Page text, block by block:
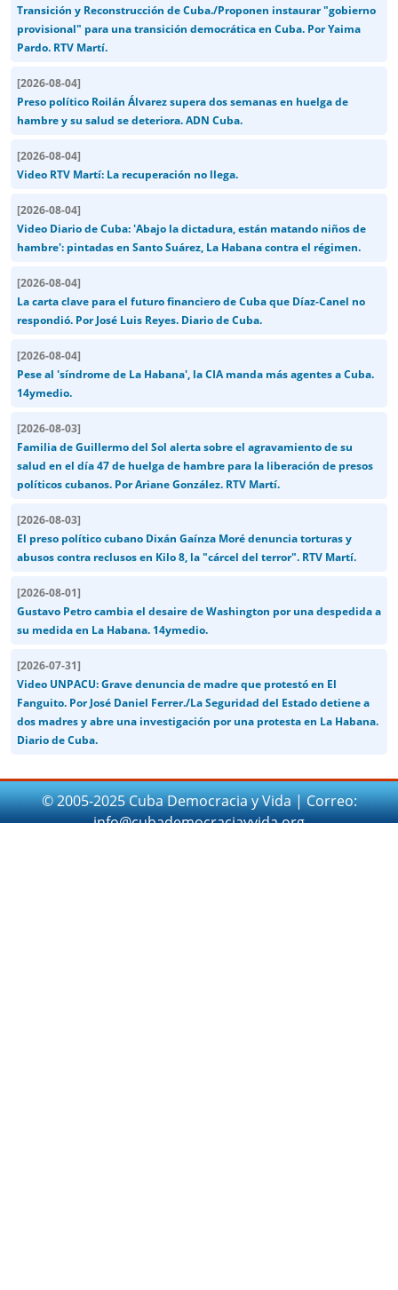
Transición y Reconstrucción de Cuba./Proponen instaurar "gobierno
provisional" para una transición democrática en Cuba. Por Yaima
Pardo. RTV Martí.
[2026-08-04]
Preso político Roilán Álvarez supera dos semanas en huelga de
hambre y su salud se deteriora. ADN Cuba.
[2026-08-04]
Video RTV Martí: La recuperación no llega.
[2026-08-04]
Video Diario de Cuba: 'Abajo la dictadura, están matando niños de
hambre': pintadas en Santo Suárez, La Habana contra el régimen.
[2026-08-04]
La carta clave para el futuro financiero de Cuba que Díaz-Canel no
respondió. Por José Luis Reyes. Diario de Cuba.
[2026-08-04]
Pese al 'síndrome de La Habana', la CIA manda más agentes a Cuba.
14ymedio.
[2026-08-03]
Familia de Guillermo del Sol alerta sobre el agravamiento de su
salud en el día 47 de huelga de hambre para la liberación de presos
políticos cubanos. Por Ariane González. RTV Martí.
[2026-08-03]
El preso político cubano Dixán Gaínza Moré denuncia torturas y
abusos contra reclusos en Kilo 8, la "cárcel del terror". RTV Martí.
[2026-08-01]
Gustavo Petro cambia el desaire de Washington por una despedida a
su medida en La Habana. 14ymedio.
[2026-07-31]
Video UNPACU: Grave denuncia de madre que protestó en El
Fanguito. Por José Daniel Ferrer./La Seguridad del Estado detiene a
dos madres y abre una investigación por una protesta en La Habana.
Diario de Cuba.
© 2005-2025 Cuba Democracia y Vida | Correo:
info@cubademocraciayvida.org